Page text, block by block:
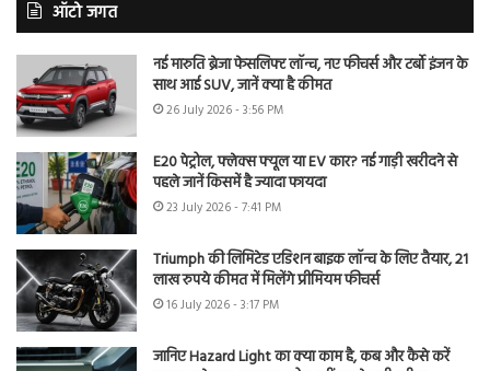
ऑटो जगत
नई मारुति ब्रेजा फेसलिफ्ट लॉन्च, नए फीचर्स और टर्बो इंजन के
साथ आई SUV, जानें क्या है कीमत
26 July 2026 - 3:56 PM
E20 पेट्रोल, फ्लेक्स फ्यूल या EV कार? नई गाड़ी खरीदने से
पहले जानें किसमें है ज्यादा फायदा
23 July 2026 - 7:41 PM
Triumph की लिमिटेड एडिशन बाइक लॉन्च के लिए तैयार, 21
लाख रुपये कीमत में मिलेंगे प्रीमियम फीचर्स
16 July 2026 - 3:17 PM
जानिए Hazard Light का क्या काम है, कब और कैसे करें